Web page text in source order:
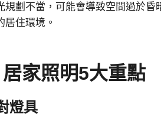
規劃不當，可能會導致空間過於
居住環境。
家照明5大重點
燈具